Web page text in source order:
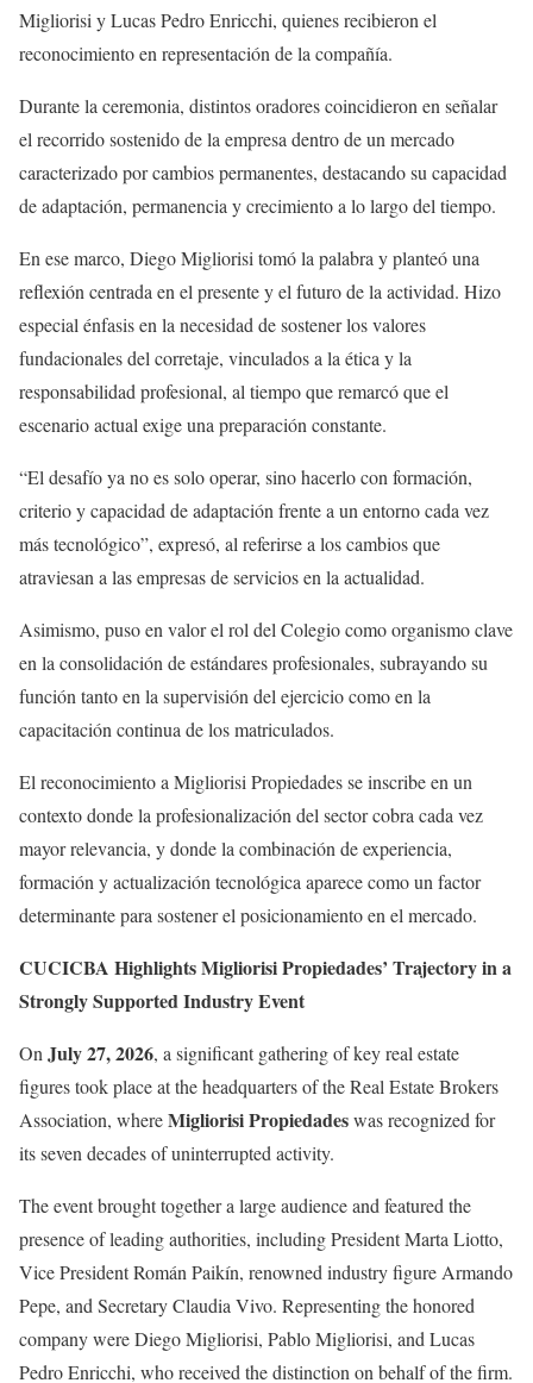
Migliorisi y Lucas Pedro Enricchi, quienes recibieron el
reconocimiento en representación de la compañía.
Durante la ceremonia, distintos oradores coincidieron en señalar
el recorrido sostenido de la empresa dentro de un mercado
caracterizado por cambios permanentes, destacando su capacidad
de adaptación, permanencia y crecimiento a lo largo del tiempo.
En ese marco, Diego Migliorisi tomó la palabra y planteó una
reflexión centrada en el presente y el futuro de la actividad. Hizo
especial énfasis en la necesidad de sostener los valores
fundacionales del corretaje, vinculados a la ética y la
responsabilidad profesional, al tiempo que remarcó que el
escenario actual exige una preparación constante.
“El desafío ya no es solo operar, sino hacerlo con formación,
criterio y capacidad de adaptación frente a un entorno cada vez
más tecnológico”, expresó, al referirse a los cambios que
atraviesan a las empresas de servicios en la actualidad.
Asimismo, puso en valor el rol del Colegio como organismo clave
en la consolidación de estándares profesionales, subrayando su
función tanto en la supervisión del ejercicio como en la
capacitación continua de los matriculados.
El reconocimiento a Migliorisi Propiedades se inscribe en un
contexto donde la profesionalización del sector cobra cada vez
mayor relevancia, y donde la combinación de experiencia,
formación y actualización tecnológica aparece como un factor
determinante para sostener el posicionamiento en el mercado.
CUCICBA Highlights Migliorisi Propiedades’ Trajectory in a
Strongly Supported Industry Event
On July 27, 2026, a significant gathering of key real estate
figures took place at the headquarters of the Real Estate Brokers
Association, whereMigliorisi Propiedadeswas recognized for
its seven decades of uninterrupted activity.
The event brought together a large audience and featured the
presence of leading authorities, including President Marta Liotto,
Vice President Román Paikín, renowned industry figure Armando
Pepe, and Secretary Claudia Vivo. Representing the honored
company were Diego Migliorisi, Pablo Migliorisi, and Lucas
Pedro Enricchi, who received the distinction on behalf of the firm.